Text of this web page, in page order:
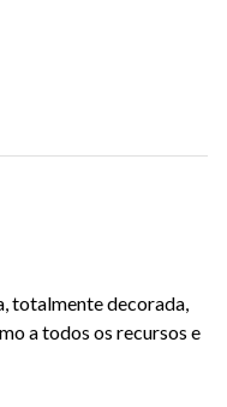
totalmente decorada,
a todos os recursos e